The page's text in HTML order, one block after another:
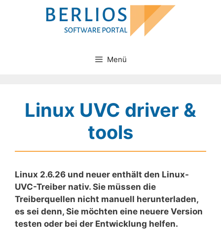
Menü
Linux UVC driver &
tools
Linux 2.6.26 und neuer enthält den Linux-
UVC-Treiber nativ. Sie müssen die
Treiberquellen nicht manuell herunterladen,
es sei denn, Sie möchten eine neuere Version
testen oder bei der Entwicklung helfen.